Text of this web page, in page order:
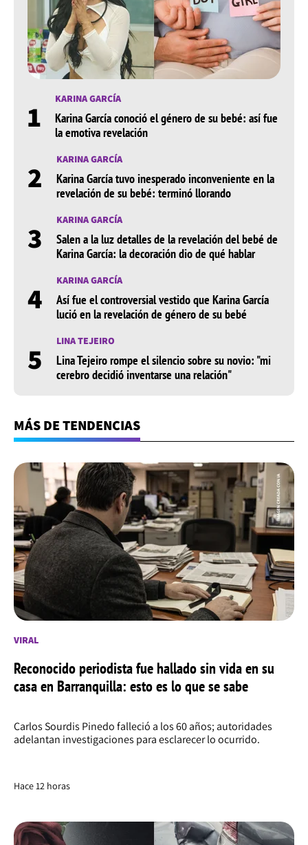
1 KARINA GARCÍA
Karina García conoció el género de su bebé: así fue
la emotiva revelación
2 KARINA GARCÍA
Karina García tuvo inesperado inconveniente en la
revelación de su bebé: terminó llorando
3 KARINA GARCÍA
Salen a la luz detalles de la revelación del bebé de
Karina García: la decoración dio de qué hablar
4 KARINA GARCÍA
Así fue el controversial vestido que Karina García
lució en la revelación de género de su bebé
5 LINA TEJEIRO
Lina Tejeiro rompe el silencio sobre su novio: "mi
cerebro decidió inventarse una relación"
MÁS DE TENDENCIAS
VIRAL
Reconocido periodista fue hallado sin vida en su
casa en Barranquilla: esto es lo que se sabe
Carlos Sourdis Pinedo falleció a los 60 años; autoridades
adelantan investigaciones para esclarecer lo ocurrido.
Hace 12 horas